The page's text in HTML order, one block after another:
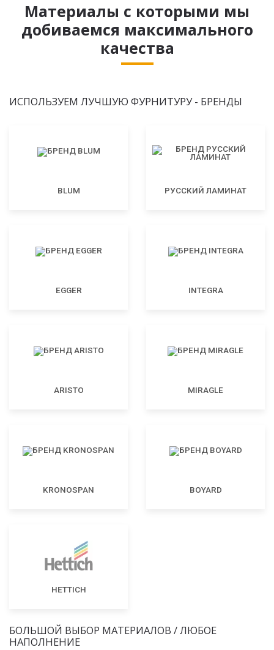
Материалы с которыми мы
добиваемся максимального
качества
ИСПОЛЬЗУЕМ ЛУЧШУЮ ФУРНИТУРУ - БРЕНДЫ
BLUM РУССКИЙ ЛАМИНАТ
EGGER INTEGRA
ARISTO MIRAGLE
KRONOSPAN BOYARD
HETTICH
БОЛЬШОЙ ВЫБОР МАТЕРИАЛОВ / ЛЮБОЕ
НАПОЛНЕНИЕ